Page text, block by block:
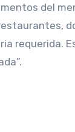
del
requerida.